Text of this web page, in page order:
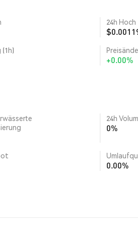
24h Hoch
+0.00%
24h
0%
0.00%